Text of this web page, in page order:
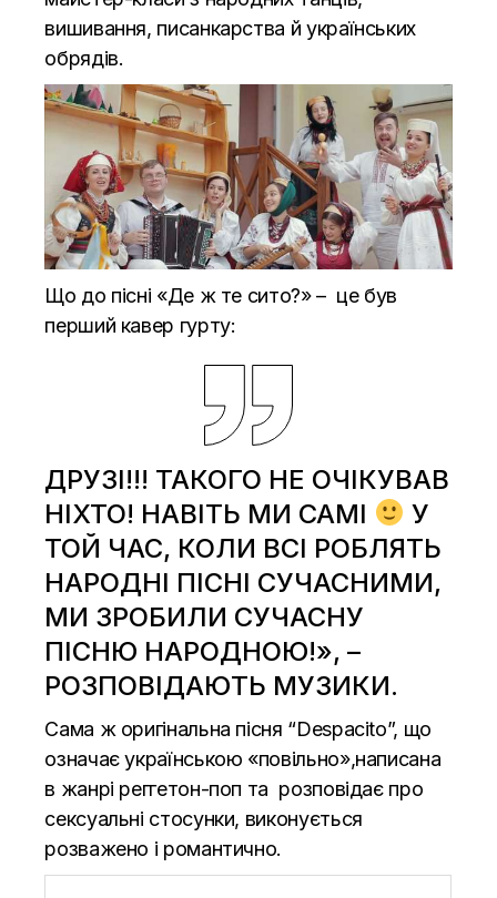
вишивання, писанкарства й українських
обрядів.
Що до пісні «Де ж те сито?» – це був
перший кавер гурту:
ДРУЗІ!!! ТАКОГО НЕ ОЧІКУВАВ
НІХТО! НАВІТЬ МИ САМІ
У
ТОЙ ЧАС, КОЛИ ВСІ РОБЛЯТЬ
НАРОДНІ ПІСНІ СУЧАСНИМИ,
МИ ЗРОБИЛИ СУЧАСНУ
ПІСНЮ НАРОДНОЮ!», –
РОЗПОВІДАЮТЬ МУЗИКИ.
Сама ж оригінальна пісня “Despacito”, що
означає українською «повільно»,написана
в жанрі реггетон-поп та розповідає про
сексуальні стосунки, виконується
розважено і романтично.